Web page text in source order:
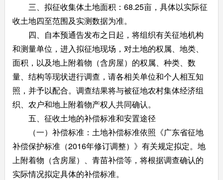
三、拟征收集体土地面积：68.25亩，具体以实际征
收土地四至范围及实测数据为准。
四、自本预通告发布之日起，将组织有关征地机构
和测量单位，进入拟征地现场，对土地的权属、地类、
面积，以及地上附着物（含房屋）的权属、种类、数
量、结构等现状进行调查，请各相关单位和个人相互知
照，并予以配合。调查结果将与被征地农村集体经济组
织、农户和地上附着物产权人共同确认。
五、征收土地的补偿标准和安置途径
（一）补偿标准：土地补偿标准依照《广东省征地
补偿保护标准（2016年修订调整）》有关规定拟定。地
上附着物（含房屋）、青苗补偿等，将根据调查确认的
实际情况拟定具体的补偿标准。